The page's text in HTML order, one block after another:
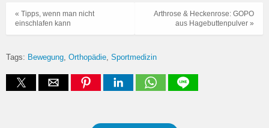
Arthrose & Heckenrose: GOPO
aus Hagebuttenpulver »
« Tipps, wenn man nicht
einschlafen kann
Tags: Bewegung Orthopädie Sportmedizin